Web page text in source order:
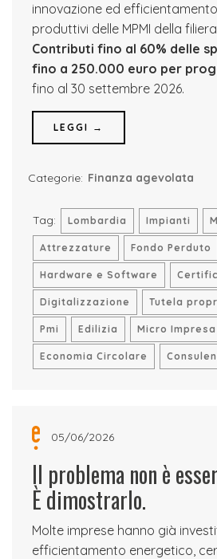
innovazione ed
produttivi delle MPMI della
Contributi fino al 60% delle
fino a 250.000 euro per
fino al 30 settembre 2026.
LEGGI →
Categorie: Finanza agevolata
Tag: Lombardia Impianti
Attrezzature Fondo Perduto
Hardware e Software
Digitalizzazione Tutela
Pmi Edilizia Micro Impresa
Economia Circolare
05/06/2026
Il problema non è
È dimostrarlo.
Molte imprese hanno già
efficientamento energetico,